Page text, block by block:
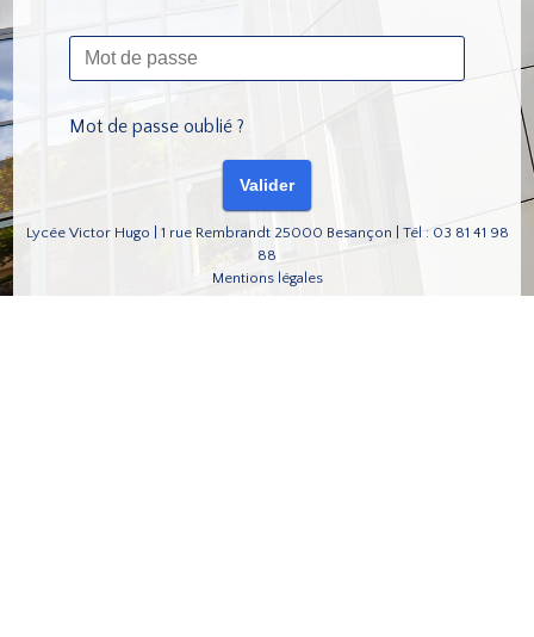
Mot de passe oublié ?
Lycée Victor Hugo | 1 rue Rembrandt 25000 Besançon | Tél : 03 81 41 98
88
Mentions légales